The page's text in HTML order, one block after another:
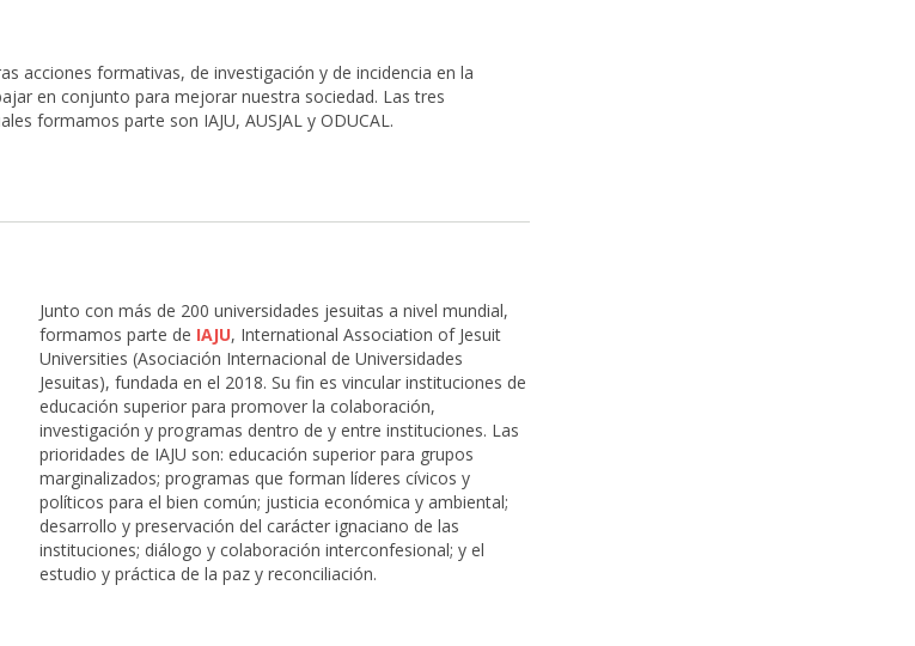
acciones formativas, de investigación y de incidencia en la
en conjunto para mejorar nuestra sociedad. Las tres
formamos parte son IAJU, AUSJAL y ODUCAL.
Junto con más de 200 universidades jesuitas a nivel mundial,
formamos parte de IAJU, International Association of Jesuit
Universities (Asociación Internacional de Universidades
Jesuitas), fundada en el 2018. Su fin es vincular instituciones de
educación superior para promover la colaboración,
investigación y programas dentro de y entre instituciones. Las
prioridades de IAJU son: educación superior para grupos
marginalizados; programas que forman líderes cívicos y
políticos para el bien común; justicia económica y ambiental;
desarrollo y preservación del carácter ignaciano de las
instituciones; diálogo y colaboración interconfesional; y el
estudio y práctica de la paz y reconciliación.